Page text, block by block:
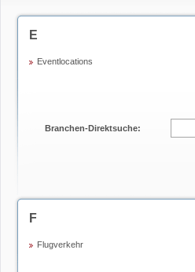
E
Eventlocations
Branchen-Direktsuche:
F
Flugverkehr